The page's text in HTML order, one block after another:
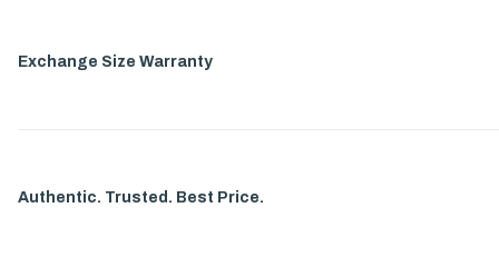
Exchange Size Warranty
Authentic. Trusted. Best Price.